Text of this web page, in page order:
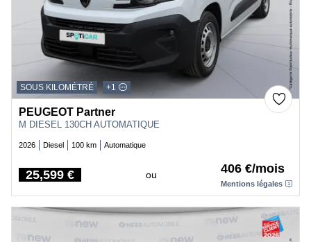
SOUS KILOMÉTRÉ +1
PEUGEOT Partner
M DIESEL 130CH AUTOMATIQUE
2026 Diesel 100 km Automatique
Price
25,599 € ou 406 €/mois
Mentions légales